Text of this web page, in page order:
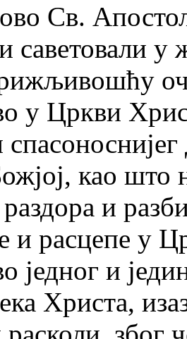
Св.
саветовали у
у Цркви
као што
и
и расцепе у
једног и
Христа,